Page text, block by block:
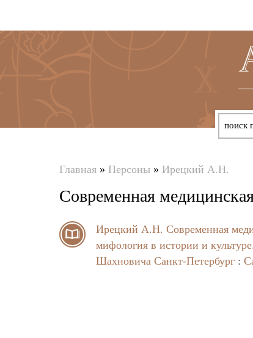
здесь
Главная » Персоны » Ирецкий А.Н.
Cовременная
Ирецкий А.Н. Cовременная
мифология в истории и
Шахновича Санкт-Петербург :